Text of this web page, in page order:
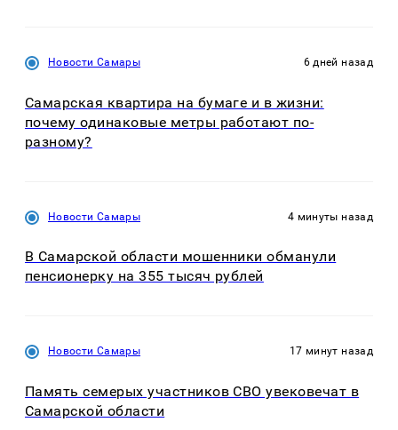
Новости Самары 6 дней назад
Самарская квартира на бумаге и в жизни:
почему одинаковые метры работают по-
разному?
Новости Самары 4 минуты назад
В Самарской области мошенники обманули
пенсионерку на 355 тысяч рублей
Новости Самары 17 минут назад
Память семерых участников СВО увековечат в
Самарской области